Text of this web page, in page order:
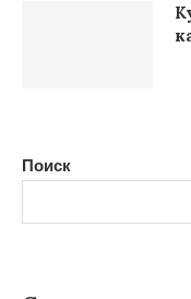
Поиск